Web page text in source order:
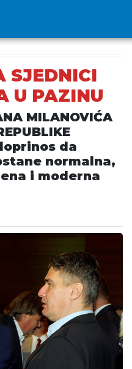
SJEDNICI
U PAZINU
MILANOVIĆA
da
normalna,
i moderna